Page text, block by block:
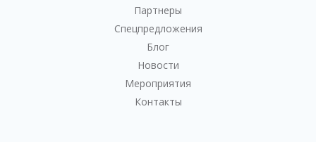
Партнеры
Спецпредложения
Блог
Новости
Мероприятия
Контакты